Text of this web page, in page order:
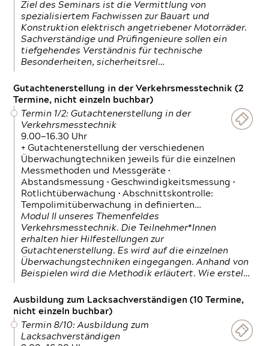
Ziel des Seminars ist die Vermittlung von
spezialisiertem Fachwissen zur Bauart und
Konstruktion elektrisch angetriebener Motorräder.
Sachverständige und Prüfingenieure sollen ein
tiefgehendes Verständnis für technische
Besonderheiten, sicherheitsrel…
Gutachtenerstellung in der Verkehrsmesstechnik (2
Termine, nicht einzeln buchbar)
Termin 1/2: Gutachtenerstellung in der
Verkehrsmesstechnik
9.00—16.30 Uhr
+ Gutachtenerstellung der verschiedenen
Überwachungtechniken jeweils für die einzelnen
Messmethoden und Messgeräte •
Abstandsmessung • Geschwindigkeitsmessung •
Rotlichtüberwachung • Abschnittskontrolle:
Tempolimitüberwachung in definierten…
Modul II unseres Themenfeldes
Verkehrsmesstechnik. Die Teilnehmer*Innen
erhalten hier Hilfestellungen zur
Gutachtenerstellung. Es wird auf die einzelnen
Überwachungstechniken eingegangen. Anhand von
Beispielen wird die Methodik erläutert. Wie erstel…
Ausbildung zum Lacksachverständigen (10 Termine,
nicht einzeln buchbar)
Termin 8/10: Ausbildung zum
Lacksachverständigen